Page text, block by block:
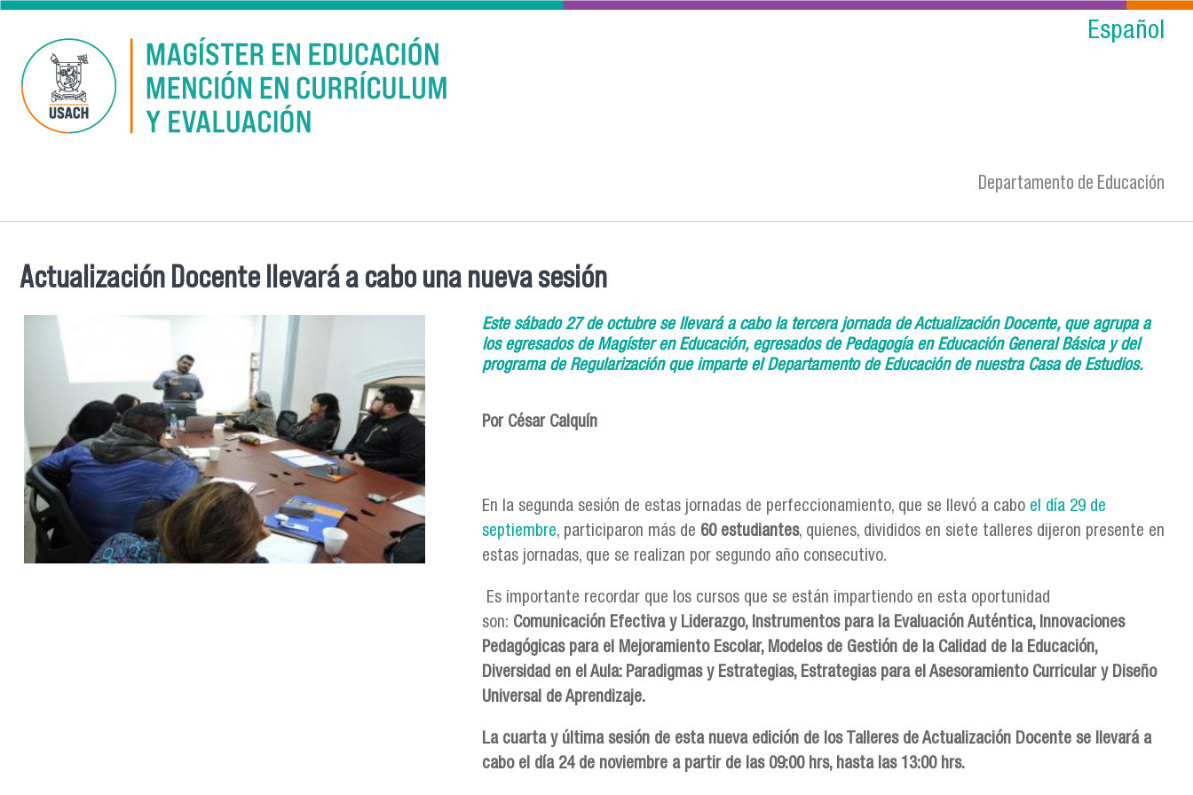
Skip to main content
Español
Departamento de Educación
You are here
Actualización Docente llevará a cabo una nueva sesión
Este sábado 27 de octubre se llevará a cabo la tercera jornada de Actualización Docente, que agrupa a
los egresados de Magíster en Educación, egresados de Pedagogía en Educación General Básica y del
programa de Regularización que imparte el Departamento de Educación de nuestra Casa de Estudios.
Por César Calquín
En la segunda sesión de estas jornadas de perfeccionamiento, que se llevó a cabo el día 29 de
septiembre, participaron más de 60 estudiantes, quienes, divididos en siete talleres dijeron presente en
estas jornadas, que se realizan por segundo año consecutivo.
Es importante recordar que los cursos que se están impartiendo en esta oportunidad
son: Comunicación Efectiva y Liderazgo, Instrumentos para la Evaluación Auténtica, Innovaciones
Pedagógicas para el Mejoramiento Escolar, Modelos de Gestión de la Calidad de la Educación,
Diversidad en el Aula: Paradigmas y Estrategias, Estrategias para el Asesoramiento Curricular y Diseño
Universal de Aprendizaje.
La cuarta y última sesión de esta nueva edición de los Talleres de Actualización Docente se llevará a
cabo el día 24 de noviembre a partir de las 09:00 hrs, hasta las 13:00 hrs.